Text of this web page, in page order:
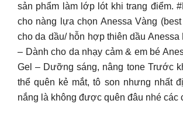
sản phẩm làm lớp lót khi trang điểm.
cho nàng lựa chọn Anessa Vàng
cho da dầu/ hỗn hợp thiên dầu Anessa
– Dành cho da nhạy cảm & em bé
Gel – Dưỡng sáng, nâng tone Trước
thể quên kẻ mắt, tô son nhưng nhất
nắng là không được quên đâu nhé các